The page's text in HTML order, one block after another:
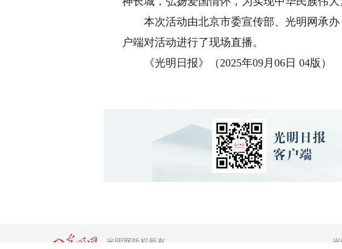
本次活动由北京市委宣传部、光明网承办
户端对活动进行了现场直播。
《光明日报》（2025年09月06日 04版）
光明网版权所有